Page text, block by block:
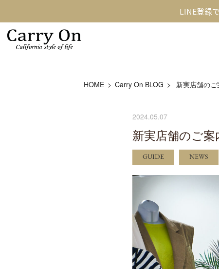
LINE登録
HOME Carry On BLOG 新実店舗のご
2024.05.07
新実店舗のご案
GUIDE NEWS